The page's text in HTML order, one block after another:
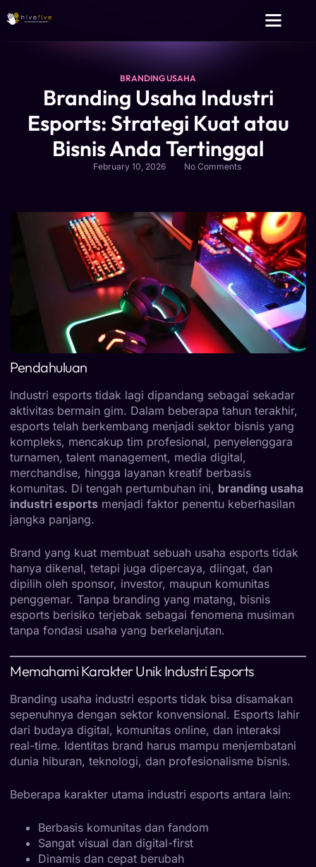
BRANDING USAHA
Branding Usaha Industri
Esports: Strategi Kuat atau
Bisnis Anda Tertinggal
February 10, 2026 No Comments
Pendahuluan
Industri esports tidak lagi dipandang sebagai sekadar
aktivitas bermain gim. Dalam beberapa tahun terakhir,
esports telah berkembang menjadi sektor bisnis yang
kompleks, mencakup tim profesional, penyelenggara
turnamen, talent management, media digital,
merchandise, hingga layanan kreatif berbasis
komunitas. Di tengah pertumbuhan ini, branding usaha
industri esports menjadi faktor penentu keberhasilan
jangka panjang.
Brand yang kuat membuat sebuah usaha esports tidak
hanya dikenal, tetapi juga dipercaya, diingat, dan
dipilih oleh sponsor, investor, maupun komunitas
penggemar. Tanpa branding yang matang, bisnis
esports berisiko terjebak sebagai fenomena musiman
tanpa fondasi usaha yang berkelanjutan.
Memahami Karakter Unik Industri Esports
Branding usaha industri esports tidak bisa disamakan
sepenuhnya dengan sektor konvensional. Esports lahir
dari budaya digital, komunitas online, dan interaksi
real-time. Identitas brand harus mampu menjembatani
dunia hiburan, teknologi, dan profesionalisme bisnis.
Beberapa karakter utama industri esports antara lain:
Berbasis komunitas dan fandom
Sangat visual dan digital-first
Dinamis dan cepat berubah